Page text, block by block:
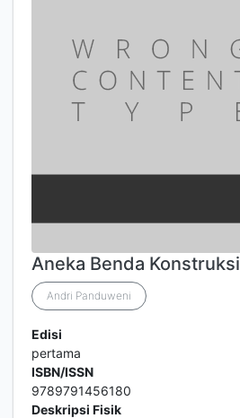
Aneka Benda Konstruksi
Andri Panduweni
Edisi
pertama
ISBN/ISSN
9789791456180
Deskripsi Fisik